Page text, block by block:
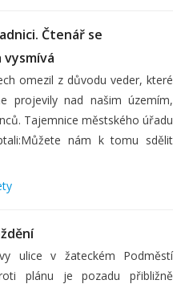
Čtenář se
omezil z důvodu veder, které
projevily nad našim územím,
Tajemnice městského úřadu
nám k tomu sdělit
ulice v žateckém Podměstí
plánu je pozadu přibližně